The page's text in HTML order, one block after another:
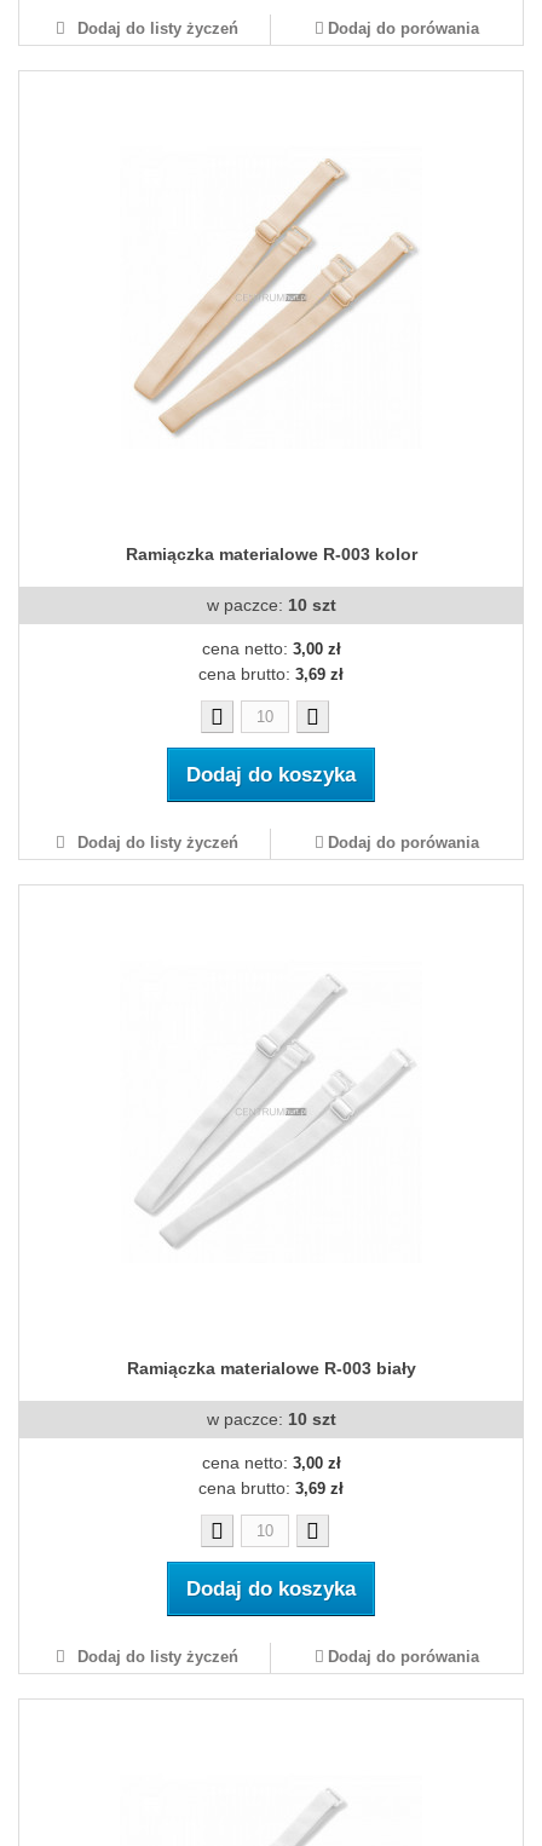
Dodaj do listy życzeń Dodaj do porówania
Ramiączka materialowe R-003 kolor
w paczce: 10 szt
cena netto: 3,00 zł
cena brutto: 3,69 zł
Dodaj do koszyka
Dodaj do listy życzeń Dodaj do porówania
Ramiączka materialowe R-003 biały
w paczce: 10 szt
cena netto: 3,00 zł
cena brutto: 3,69 zł
Dodaj do koszyka
Dodaj do listy życzeń Dodaj do porówania